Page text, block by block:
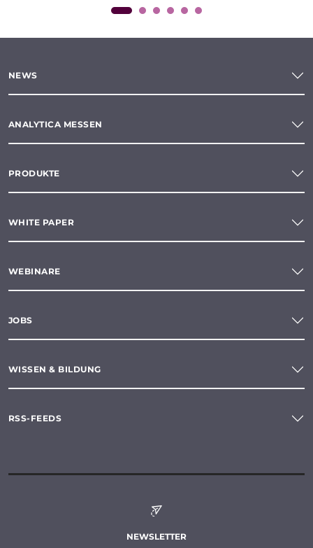
NEWS
ANALYTICA MESSEN
PRODUKTE
WHITE PAPER
WEBINARE
JOBS
WISSEN & BILDUNG
RSS-FEEDS
NEWSLETTER